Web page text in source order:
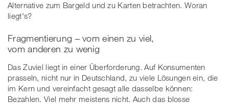
Alternative zum Bargeld und zu Karten betrachten. Woran
liegt's?
Fragmentierung – vom einen zu viel,
vom anderen zu wenig
Das Zuviel liegt in einer Überforderung. Auf Konsumenten
prasseln, nicht nur in Deutschland, zu viele Lösungen ein, die
im Kern und vereinfacht gesagt alle dasselbe können:
Bezahlen. Viel mehr meistens nicht. Auch das blosse